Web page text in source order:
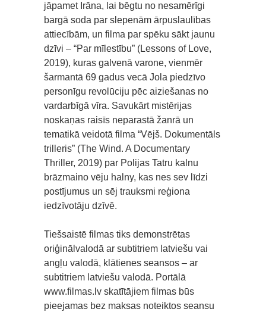
jāpamet Irāna, lai bēgtu no nesamērīgi
bargā soda par slepenām ārpuslaulības
attiecībām, un filma par spēku sākt jaunu
dzīvi – “Par mīlestību” (Lessons of Love,
2019), kuras galvenā varone, vienmēr
šarmantā 69 gadus vecā Jola piedzīvo
personīgu revolūciju pēc aiziešanas no
vardarbīgā vīra. Savukārt mistērijas
noskaņas raisīs neparastā žanrā un
tematikā veidotā filma “Vējš. Dokumentāls
trilleris” (The Wind. A Documentary
Thriller, 2019) par Polijas Tatru kalnu
brāzmaino vēju halny, kas nes sev līdzi
postījumus un sēj trauksmi reģiona
iedzīvotāju dzīvē.
Tiešsaistē filmas tiks demonstrētas
oriģinālvalodā ar subtitriem latviešu vai
angļu valodā, klātienes seansos – ar
subtitriem latviešu valodā. Portālā
www.filmas.lv skatītājiem filmas būs
pieejamas bez maksas noteiktos seansu